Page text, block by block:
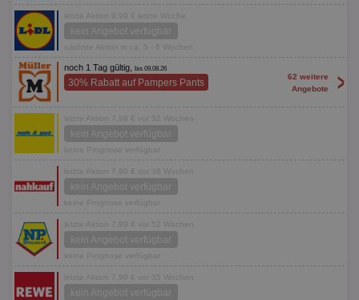
letzte Aktion 9,99 € letzte Woche
kein Angebot verfügbar
nächste Aktion in ca. 5 - 6 Wochen
noch 1 Tag gültig, bis 09.08.26
30% Rabatt auf Pampers Pants
62 weitere
Angebote
>
letzte Aktion 7,99 € vor 52 Wochen
kein Angebot verfügbar
keine Prognose verfügbar
letzte Aktion 7,99 € vor 38 Wochen
kein Angebot verfügbar
keine Prognose verfügbar
letzte Aktion 7,99 € vor 52 Wochen
kein Angebot verfügbar
keine Prognose verfügbar
letzte Aktion 7,99 € vor 35 Wochen
kein Angebot verfügbar